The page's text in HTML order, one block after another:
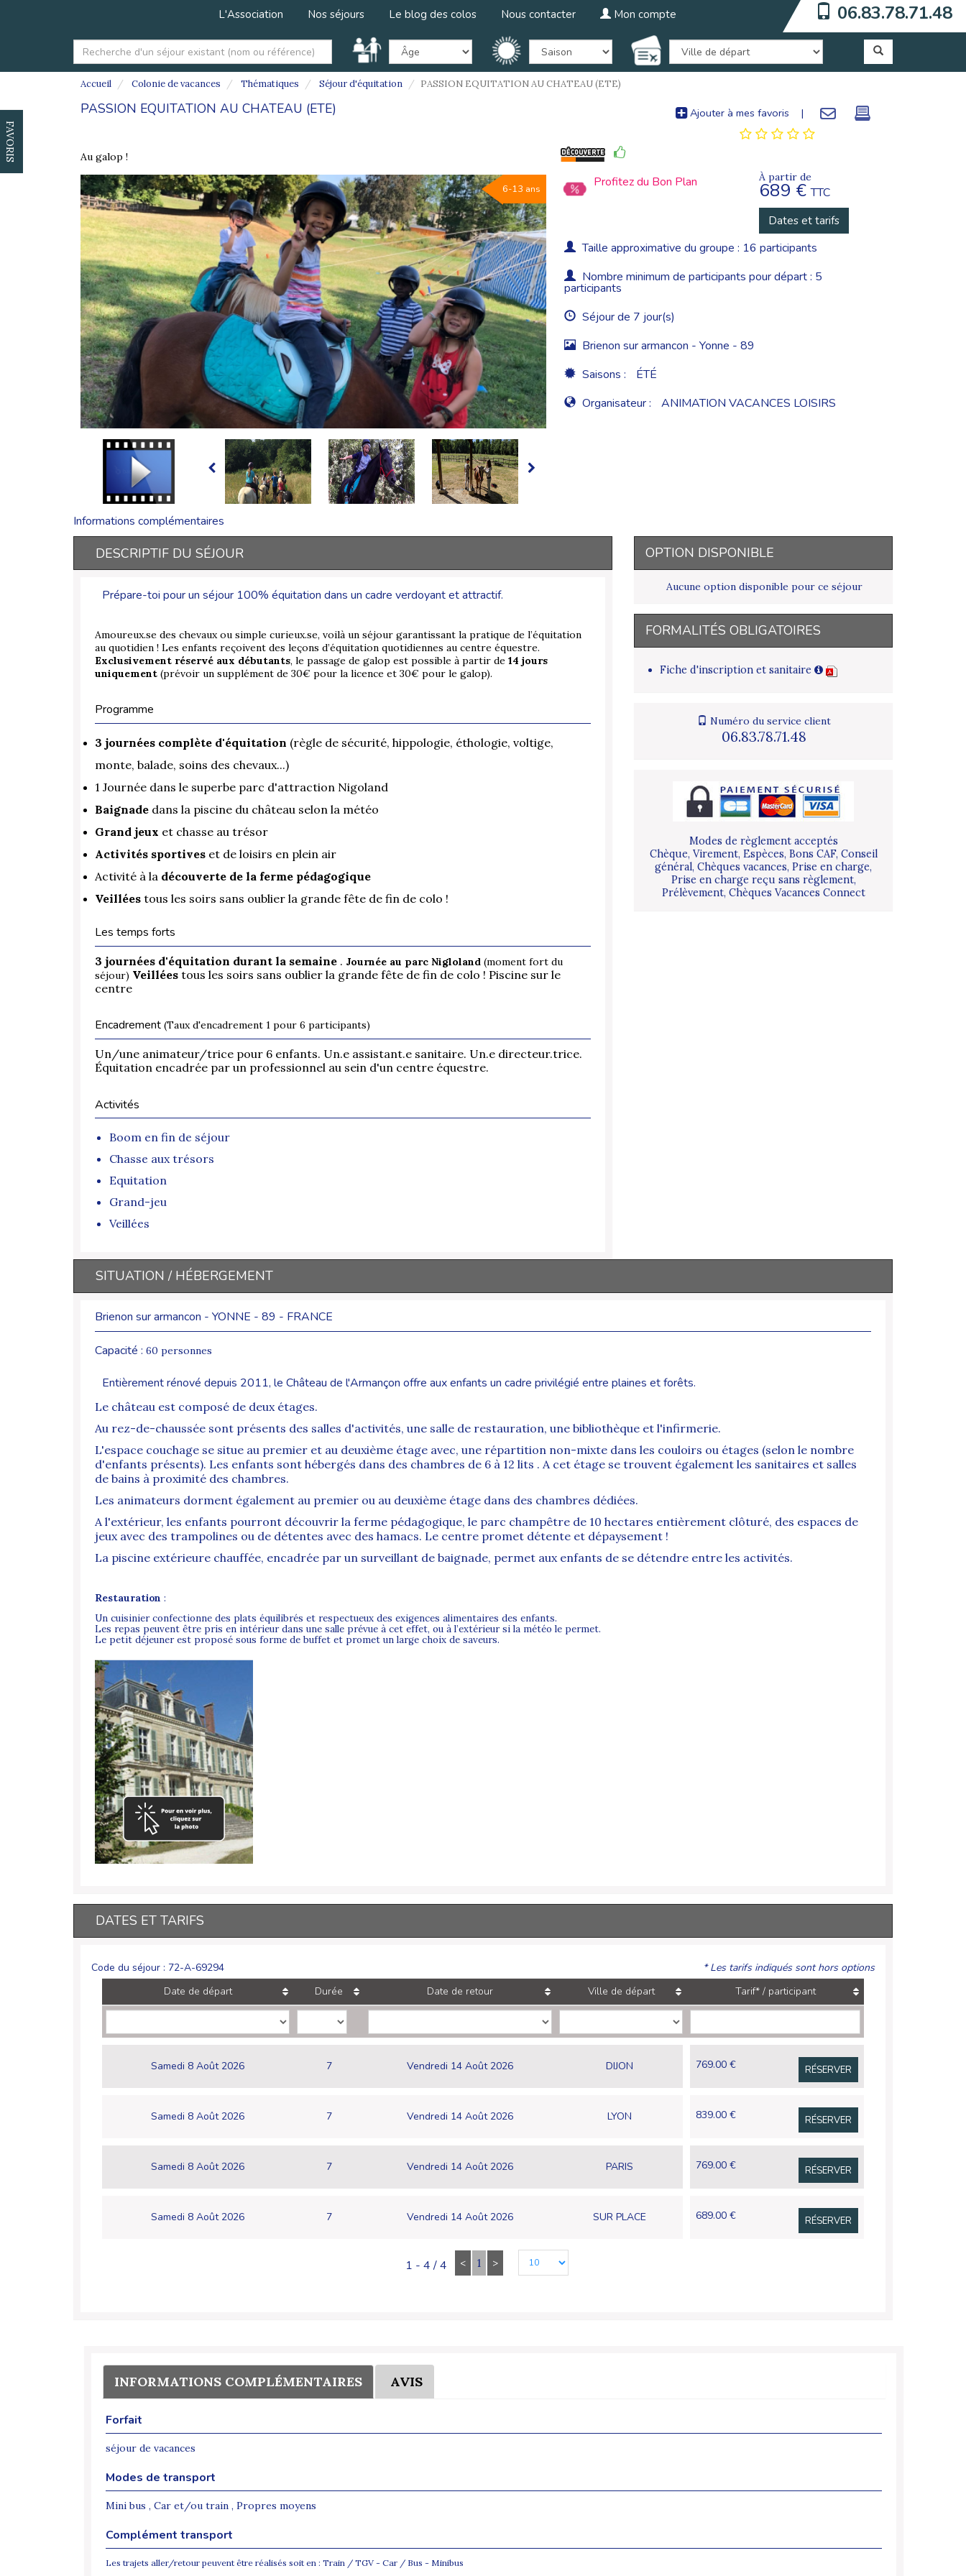
06.83.78.71.48
L'Association Nos séjours Le blog des colos Nous contacter Mon compte
FAVORIS
Accueil Colonie de vacances Thématiques Séjour d'équitation PASSION EQUITATION AU CHATEAU (ETE)
PASSION EQUITATION AU CHATEAU (ETE) Ajouter à mes favoris |
Au galop !
6-13 ans Profitez du Bon Plan À partir de
689 €TTC
Dates et tarifs
Taille approximative du groupe : 16 participants
Nombre minimum de participants pour départ : 5
participants
Séjour de 7 jour(s)
Brienon sur armancon - Yonne - 89
Saisons :
ÉTÉ
Organisateur :
ANIMATION VACANCES LOISIRS
Informations complémentaires
DESCRIPTIF DU SÉJOUR
Prépare-toi pour un séjour 100% équitation dans un cadre verdoyant et attractif.
Amoureux.se des chevaux ou simple curieux.se, voilà un séjour garantissant la pratique de l’équitation
au quotidien ! Les enfants reçoivent des leçons d’équitation quotidiennes au centre équestre.
Exclusivement réservé aux débutants, le passage de galop est possible à partir de 14 jours
uniquement (prévoir un supplément de 30€ pour la licence et 30€ pour le galop).
Programme
3 journées complète d'équitation (règle de sécurité, hippologie, éthologie, voltige,
monte, balade, soins des chevaux...)
1 Journée dans le superbe parc d'attraction Nigoland
Baignade dans la piscine du château selon la météo
Grand jeux et chasse au trésor
Activités sportives et de loisirs en plein air
Activité à la découverte de la ferme pédagogique
Veillées tous les soirs sans oublier la grande fête de fin de colo !
Les temps forts
3 journées d'équitation durant la semaine . Journée au parc Nigloland (moment fort du
séjour) Veillées tous les soirs sans oublier la grande fête de fin de colo ! Piscine sur le
centre
Encadrement (Taux d'encadrement 1 pour 6 participants)
Un/une animateur/trice pour 6 enfants. Un.e assistant.e sanitaire. Un.e directeur.trice.
Équitation encadrée par un professionnel au sein d'un centre équestre.
Activités
Boom en fin de séjour
Chasse aux trésors
Equitation
Grand-jeu
Veillées
OPTION DISPONIBLE
Aucune option disponible pour ce séjour
FORMALITÉS OBLIGATOIRES
Fiche d'inscription et sanitaire
Numéro du service client
06.83.78.71.48
Modes de règlement acceptés
Chèque, Virement, Espèces, Bons CAF, Conseil
général, Chèques vacances, Prise en charge,
Prise en charge reçu sans règlement,
Prélèvement, Chèques Vacances Connect
SITUATION / HÉBERGEMENT
Brienon sur armancon - YONNE - 89 - FRANCE
Capacité : 60 personnes
Entièrement rénové depuis 2011, le Château de l'Armançon offre aux enfants un cadre privilégié entre plaines et forêts.
Le château est composé de deux étages.
Au rez-de-chaussée sont présents des salles d'activités, une salle de restauration, une bibliothèque et l'infirmerie.
L'espace couchage se situe au premier et au deuxième étage avec, une répartition non-mixte dans les couloirs ou étages (selon le nombre
d'enfants présents). Les enfants sont hébergés dans des chambres de 6 à 12 lits . A cet étage se trouvent également les sanitaires et salles
de bains à proximité des chambres.
Les animateurs dorment également au premier ou au deuxième étage dans des chambres dédiées.
A l'extérieur, les enfants pourront découvrir la ferme pédagogique, le parc champêtre de 10 hectares entièrement clôturé, des espaces de
jeux avec des trampolines ou de détentes avec des hamacs. Le centre promet détente et dépaysement !
La piscine extérieure chauffée, encadrée par un surveillant de baignade, permet aux enfants de se détendre entre les activités.
Restauration :
Un cuisinier confectionne des plats équilibrés et respectueux des exigences alimentaires des enfants.
Les repas peuvent être pris en intérieur dans une salle prévue à cet effet, ou à l’extérieur si la météo le permet.
Le petit déjeuner est proposé sous forme de buffet et promet un large choix de saveurs.
DATES ET TARIFS
Code du séjour : 72-A-69294
* Les tarifs indiqués sont hors options
Date de départ
Durée Date de retour Ville de départ Tarif* / participant
Samedi 8 Août 2026 7 Vendredi 14 Août 2026 DIJON 769.00 € RÉSERVER
Samedi 8 Août 2026 7 Vendredi 14 Août 2026 LYON 839.00 € RÉSERVER
Samedi 8 Août 2026 7 Vendredi 14 Août 2026 PARIS 769.00 € RÉSERVER
Samedi 8 Août 2026 7 Vendredi 14 Août 2026 SUR PLACE 689.00 € RÉSERVER
1 - 4 / 4 < 1 >
INFORMATIONS COMPLÉMENTAIRES AVIS
Forfait
séjour de vacances
Modes de transport
Mini bus , Car et/ou train , Propres moyens
Complément transport
Les trajets aller/retour peuvent être réalisés soit en : Train / TGV - Car / Bus - Minibus